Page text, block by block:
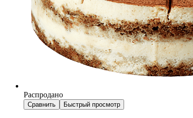
Распродано
Сравнить Быстрый просмотр